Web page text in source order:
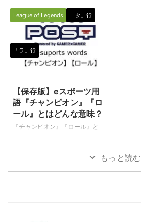
バー）と連携をとるために、ほぼ
全員が使用していると言っても ...
（Battle royal game） Battle
royal game(バトルロワイヤルゲ
ーム）の略称です。 大人数から
始まり最後の1人になるまで戦う
サバイバルゲーム要素のラストマ
ン（最後の一人）として生き残り
す。 映画などでもメインテーマ
としてピックアップされることも
多く、『バトル・ロワイアル』
『ハンガーゲーム』などはその最
たるものですね。 バトロワ＝
League of Legends 「タ」行
「ラ」行
【保存版】eスポーツ用
語『チャンピオン』『ロ
ール』とはどんな意味？
『チャンピオン』『ロール』と
ジェンド（League of Legends／もっと読む